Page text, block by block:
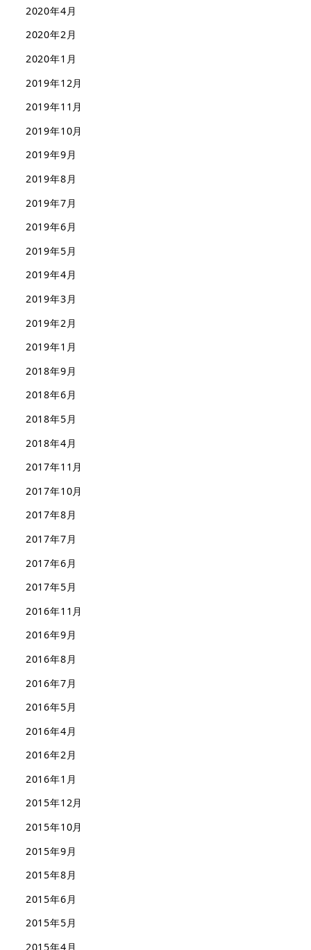
2020年4月
2020年2月
2020年1月
2019年12月
2019年11月
2019年10月
2019年9月
2019年8月
2019年7月
2019年6月
2019年5月
2019年4月
2019年3月
2019年2月
2019年1月
2018年9月
2018年6月
2018年5月
2018年4月
2017年11月
2017年10月
2017年8月
2017年7月
2017年6月
2017年5月
2016年11月
2016年9月
2016年8月
2016年7月
2016年5月
2016年4月
2016年2月
2016年1月
2015年12月
2015年10月
2015年9月
2015年8月
2015年6月
2015年5月
2015年4月